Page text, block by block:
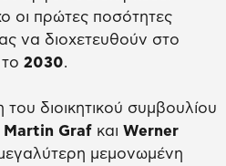
οι πρώτες ποσότητες
να διοχετευθούν στο
2030.
διοικητικού συμβουλίου
Martin Graf και Werner
μεγαλύτερη μεμονωμένη